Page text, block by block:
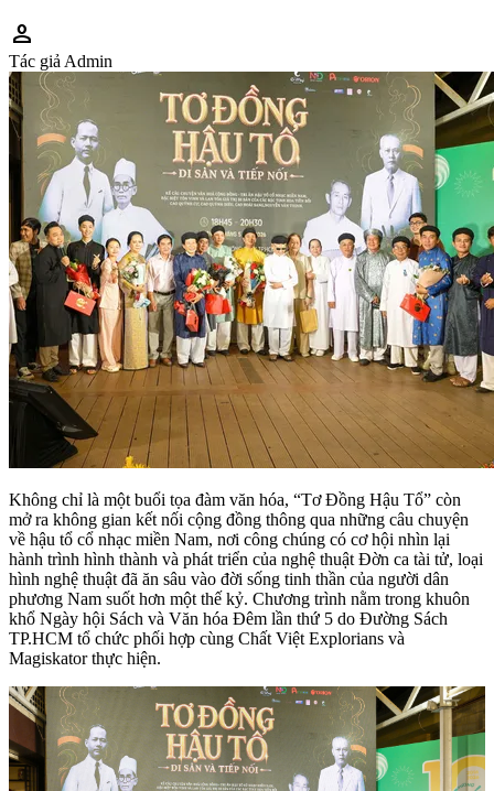
person
Tác giả Admin
Không chỉ là một buổi tọa đàm văn hóa, “Tơ Đồng Hậu Tổ” còn
mở ra không gian kết nối cộng đồng thông qua những câu chuyện
về hậu tổ cổ nhạc miền Nam, nơi công chúng có cơ hội nhìn lại
hành trình hình thành và phát triển của nghệ thuật Đờn ca tài tử, loại
hình nghệ thuật đã ăn sâu vào đời sống tinh thần của người dân
phương Nam suốt hơn một thế kỷ. Chương trình nằm trong khuôn
khổ Ngày hội Sách và Văn hóa Đêm lần thứ 5 do Đường Sách
TP.HCM tổ chức phối hợp cùng Chất Việt Explorians và
Magiskator thực hiện.